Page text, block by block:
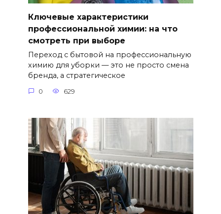
Ключевые характеристики
профессиональной химии: на что
смотреть при выборе
Переход с бытовой на профессиональную
химию для уборки — это не просто смена
бренда, а стратегическое
0 629